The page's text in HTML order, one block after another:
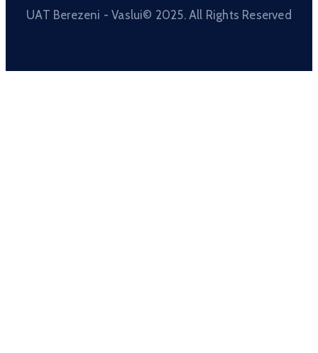
UAT Berezeni - Vaslui© 2025. All Rights Reserved